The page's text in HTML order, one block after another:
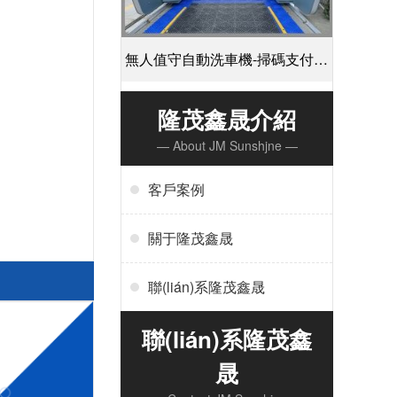
無人值守自動洗車機-掃碼支付24
小時不停機洗車[隆茂鑫晟]
隆茂鑫晟介紹
— About JM Sunshjne —
客戶案例
關于隆茂鑫晟
聯(lián)系隆茂鑫晟
聯(lián)系隆茂鑫
晟